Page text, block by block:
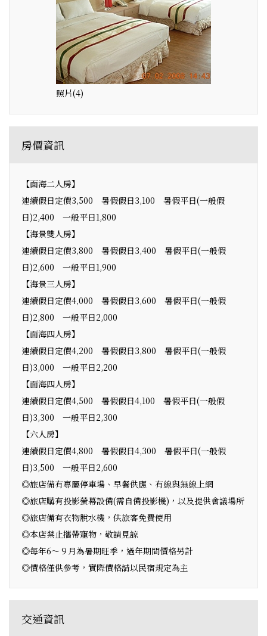
照片(4)
房價資訊
【面海二人房】
連續假日定價3,500 暑假假日3,100 暑假平日(一般假
日)2,400 一般平日1,800
【海景雙人房】
連續假日定價3,800 暑假假日3,400 暑假平日(一般假
日)2,600 一般平日1,900
【海景三人房】
連續假日定價4,000 暑假假日3,600 暑假平日(一般假
日)2,800 一般平日2,000
【面海四人房】
連續假日定價4,200 暑假假日3,800 暑假平日(一般假
日)3,000 一般平日2,200
【面海四人房】
連續假日定價4,500 暑假假日4,100 暑假平日(一般假
日)3,300 一般平日2,300
【六人房】
連續假日定價4,800 暑假假日4,300 暑假平日(一般假
日)3,500 一般平日2,600
◎旅店備有專屬停車場、早餐供應、有線與無線上網
◎旅店購有投影螢幕設備(需自備投影機)，以及提供會議場所
◎旅店備有衣物脫水機，供旅客免費使用
◎本店禁止攜帶寵物，敬請見諒
◎每年6～９月為暑期旺季，過年期間價格另計
◎價格僅供參考，實際價格請以民宿規定為主
交通資訊